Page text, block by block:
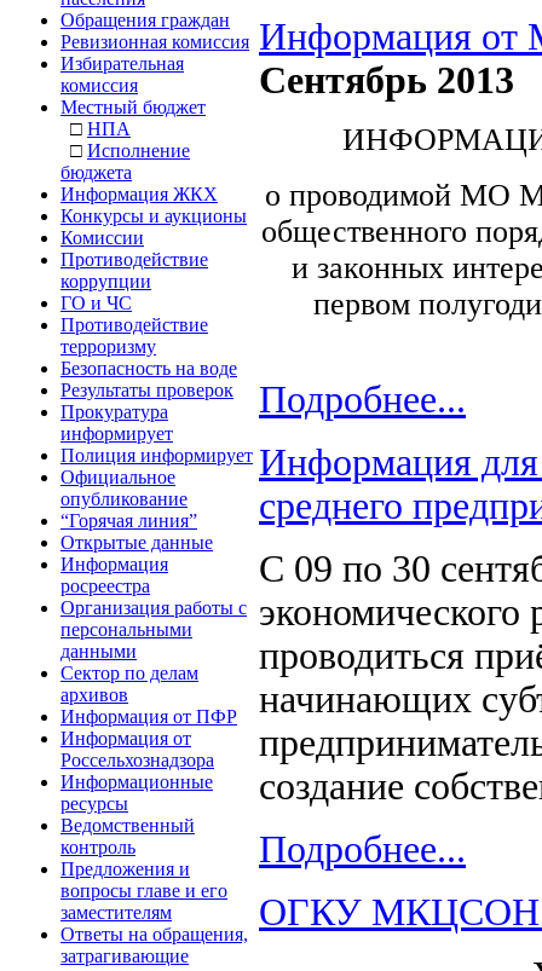
Обращения граждан
Ревизионная комиссия
Избирательная
комиссия
Местный бюджет
□ НПА
□ Исполнение
бюджета
Информация ЖКХ
Конкурсы и аукционы
Комиссии
Противодействие
коррупции
ГО и ЧС
Противодействие
терроризму
Безопасность на воде
Результаты проверок
Прокуратура
информирует
Полиция информирует
Официальное
опубликование
“Горячая линия”
Открытые данные
Информация
росреестра
Организация работы с
персональными
данными
Сектор по делам
архивов
Информация от ПФР
Информация от
Россельхознадзора
Информационные
ресурсы
Ведомственный
контроль
Предложения и
вопросы главе и его
заместителям
Ответы на обращения,
затрагивающие
Информация от
Сентябрь 2013
о проводимой МО
общественного
и законных
первом
Подробнее...
Информация
среднего
С 09 по 30
экономического
проводиться
начинающих
создание
Подробнее...
ОГКУ МКЦСОН